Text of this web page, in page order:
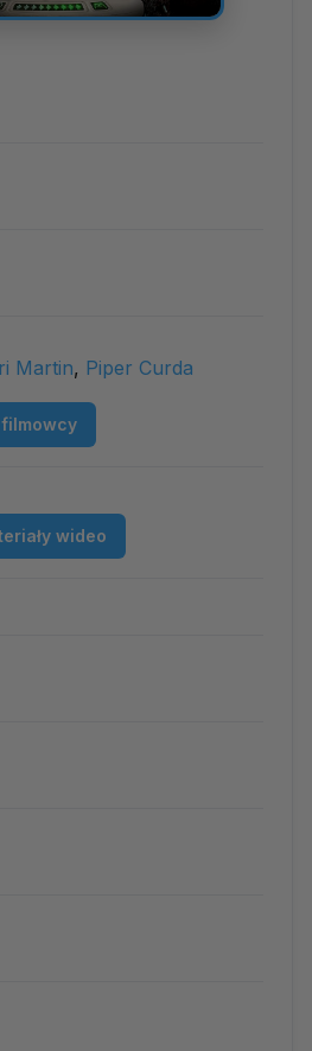
Martin, Piper Curda
filmowcy
wideo